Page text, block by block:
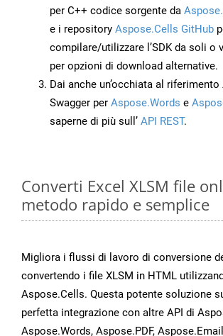
per C++ codice sorgente da
e i repository Aspose.Cells GitHub
compilare/utilizzare l’SDK da soli o
per opzioni di download alternative.
Dai anche un’occhiata al
Swagger per Aspose.Words e
saperne di più sull’ API REST.
Converti Excel XLSM file
metodo rapido e semplice
Migliora i flussi di lavoro di conversione
convertendo i file XLSM in HTML
Aspose.Cells. Questa potente soluzione
perfetta integrazione con altre API di
Aspose.Words, Aspose.PDF,